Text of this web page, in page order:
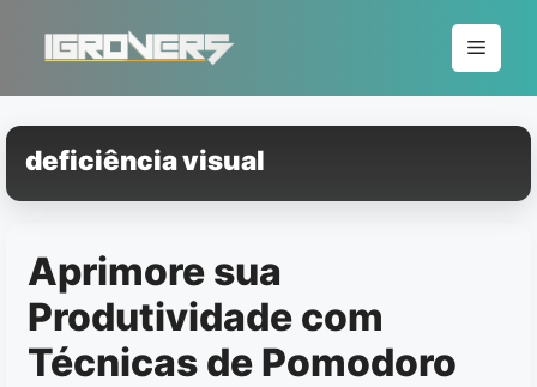
conteúdo
Menu
deficiência visual
Aprimore sua
Produtividade com
Técnicas de Pomodoro